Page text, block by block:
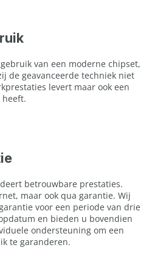
van een moderne chipset,
de geavanceerde techniek niet
levert maar ook een
heeft.
betrouwbare prestaties.
maar ook qua garantie. Wij
voor een periode van drie
en bieden u bovendien
ondersteuning om een
te garanderen.